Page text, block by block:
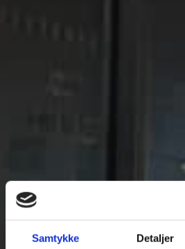
Samtykke Detaljer